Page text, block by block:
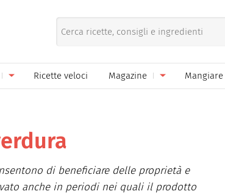
Pane pizza focacce
Marmellate e confetture
della Mamma
Ricette veloci Magazine Mangiare
di beneficiare delle proprietà e
anche in periodi nei quali il prodotto